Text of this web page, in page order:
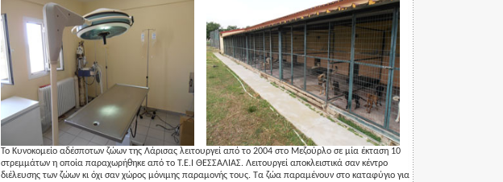
Το Κυνοκομείο αδέσποτων ζώων της Λάρισας λειτουργεί από το 2004 στο Μεζούρλο σε μία έκταση 10
στρεμμάτων η οποία παραχωρήθηκε από το Τ.Ε.Ι ΘΕΣΣΑΛΙΑΣ. Λειτουργεί αποκλειστικά σαν κέντρο
διέλευσης των ζώων κι όχι σαν χώρος μόνιμης παραμονής τους. Τα ζώα παραμένουν στο καταφύγιο για